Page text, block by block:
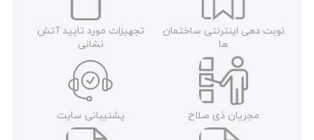
نوبت دهی اینترنتی ساختمان
ها
تجهیزات مورد تایید آتش
نشانی
مجریان ذی صلاح پشتیبانی سایت